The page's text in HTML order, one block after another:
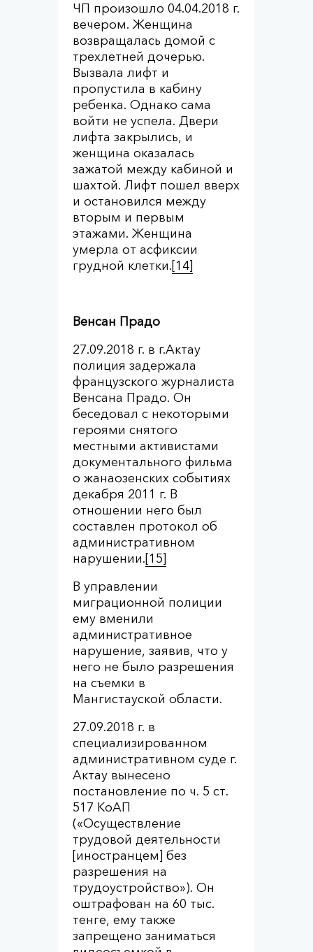
ЧП произошло 04.04.2018 г.
вечером. Женщина
возвращалась домой с
трехлетней дочерью.
Вызвала лифт и
пропустила в кабину
ребенка. Однако сама
войти не успела. Двери
лифта закрылись, и
женщина оказалась
зажатой между кабиной и
шахтой. Лифт пошел вверх
и остановился между
вторым и первым
этажами. Женщина
умерла от асфиксии
грудной клетки.[14]
Венсан Прадо
27.09.2018 г. в г.Актау
полиция задержала
французского журналиста
Венсана Прадо. Он
беседовал с некоторыми
героями снятого
местными активистами
документального фильма
о жанаозенских событиях
декабря 2011 г. В
отношении него был
составлен протокол об
административном
нарушении.[15]
В управлении
миграционной полиции
ему вменили
административное
нарушение, заявив, что у
него не было разрешения
на съемки в
Мангистауской области.
27.09.2018 г. в
специализированном
административном суде г.
Актау вынесено
постановление по ч. 5 ст.
517 КоАП
(«Осуществление
трудовой деятельности
[иностранцем] без
разрешения на
трудоустройство»). Он
оштрафован на 60 тыс.
тенге, ему также
запрещено заниматься